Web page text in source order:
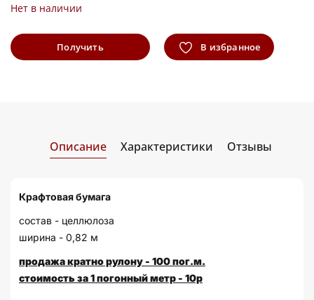
Нет в наличии
Получить В избранное
Описание Характеристики Отзывы
Крафтовая бумага
состав - целлюлоза
ширина - 0,82 м
продажа кратно рулону - 100 пог.м.
стоимость за 1 погонный метр - 10р